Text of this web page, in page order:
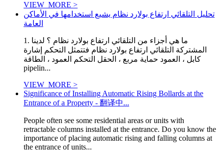
VIEW_MORE >
تحليل التلقائي ارتفاع بولارد نظام يشيع استخدامها في الأماكن
العامة
1. ما هي أجزاء من التلقائي ارتفاع بولارد نظام ؟ لدينا
المشتركة التلقائي ارتفاع بولارد نظام فتتمثل التحكم إشارة
كابل ، العمود حماية مربع ، الحقل التحكم العمود ، الطاقة
pipelin...
VIEW_MORE >
Significance of Installing Automatic Rising Bollards at the
Entrance of a Property - 翻译中...
People often see some residential areas or units with
retractable columns installed at the entrance. Do you know the
importance of placing automatic rising and falling columns at
the entrance of units...